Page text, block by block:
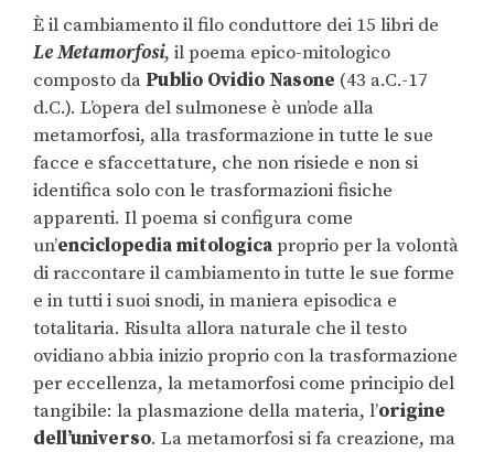
È il cambiamento il filo conduttore dei 15 libri de
Le Metamorfosi, il poema epico-mitologico
composto da Publio Ovidio Nasone (43 a.C.-17
d.C.). L’opera del sulmonese è un’ode alla
metamorfosi, alla trasformazione in tutte le sue
facce e sfaccettature, che non risiede e non si
identifica solo con le trasformazioni fisiche
apparenti. Il poema si configura come
un’enciclopedia mitologicaproprio per la volontà
di raccontare il cambiamento in tutte le sue forme
e in tutti i suoi snodi, in maniera episodica e
totalitaria. Risulta allora naturale che il testo
ovidiano abbia inizio proprio con la trasformazione
per eccellenza, la metamorfosi come principio del
tangibile: la plasmazione della materia, l’origine
dell’universo. La metamorfosi si fa creazione, ma